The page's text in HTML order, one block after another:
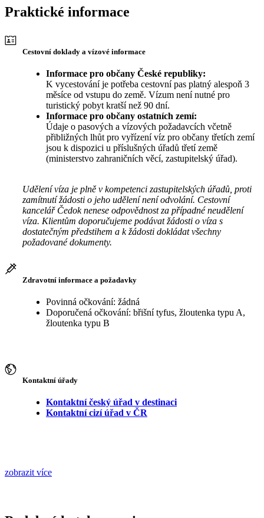
Praktické informace
Cestovní doklady a vízové informace
Informace pro občany České republiky:
K vycestování je potřeba cestovní pas platný alespoň 3
měsíce od vstupu do země. Vízum není nutné pro
turistický pobyt kratší než 90 dní.
Informace pro občany ostatních zemí:
Údaje o pasových a vízových požadavcích včetně
přibližných lhůt pro vyřízení víz pro občany třetích zemí
jsou k dispozici u příslušných úřadů třetí země
(ministerstvo zahraničních věcí, zastupitelský úřad).
Udělení víza je plně v kompetenci zastupitelských úřadů, proti
zamítnutí žádosti o jeho udělení není odvolání. Cestovní
kancelář Čedok nenese odpovědnost za případné neudělení
víza. Klientům doporučujeme podávat žádosti o víza s
dostatečným předstihem a k žádosti dokládat všechny
požadované dokumenty.
Zdravotní informace a požadavky
Povinná očkování: žádná
Doporučená očkování: břišní tyfus, žloutenka typu A,
žloutenka typu B
Kontaktní úřady
Kontaktní český úřad v destinaci
Kontaktní cizí úřad v ČR
zobrazit více